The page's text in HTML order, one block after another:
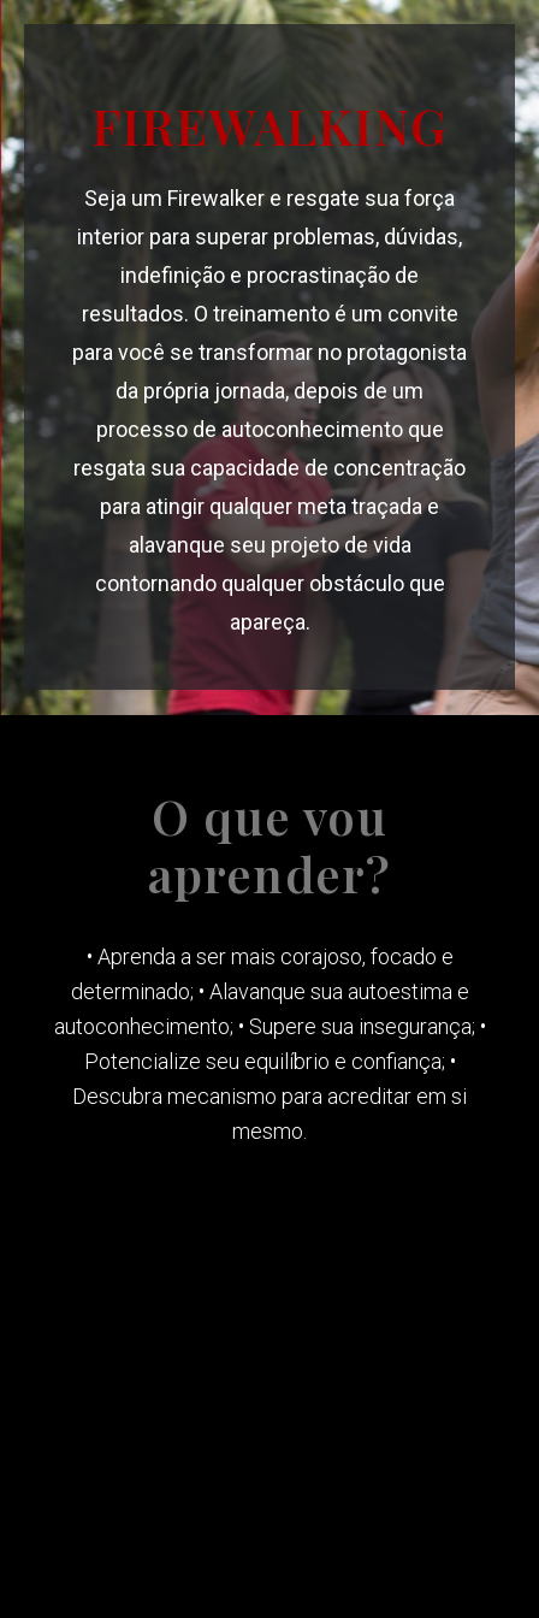
FIREWALKING
Seja um Firewalker e resgate sua força
interior para superar problemas, dúvidas,
indefinição e procrastinação de
resultados. O treinamento é um convite
para você se transformar no protagonista
da própria jornada, depois de um
processo de autoconhecimento que
resgata sua capacidade de concentração
para atingir qualquer meta traçada e
alavanque seu projeto de vida
contornando qualquer obstáculo que
apareça.
O que vou
aprender?
• Aprenda a ser mais corajoso, focado e
determinado; • Alavanque sua autoestima e
autoconhecimento; • Supere sua insegurança; •
Potencialize seu equilíbrio e confiança; •
Descubra mecanismo para acreditar em si
mesmo.